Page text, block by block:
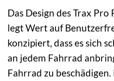
Das Design des Trax
legt Wert auf
konzipiert, dass es sich
an jedem Fahrrad
Fahrrad zu beschädigen.